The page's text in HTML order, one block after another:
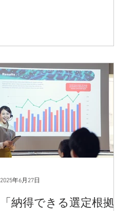
「納得できる選定根拠」
2025年6月27日